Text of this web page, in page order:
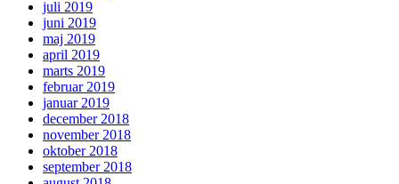
juli 2019
juni 2019
maj 2019
april 2019
marts 2019
februar 2019
januar 2019
december 2018
november 2018
oktober 2018
september 2018